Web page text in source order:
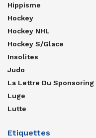
Hippisme
Hockey
Hockey NHL
Hockey S/glace
Insolites
Judo
La Lettre Du Sponsoring
Luge
Lutte
Etiquettes